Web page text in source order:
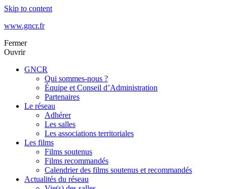
Skip to content
www.gncr.fr
Fermer
Ouvrir
GNCR
Qui sommes-nous ?
Équipe et Conseil d’Administration
Partenaires
Le réseau
Adhérer
Les salles
Les associations territoriales
Les films
Films soutenus
Films recommandés
Calendrier des films soutenus et recommandés
Actualités du réseau